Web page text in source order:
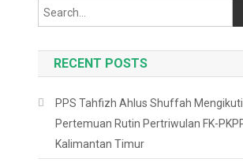
Search
RECENT POSTS
PPS Tahfizh Ahlus Shuffah Mengikuti
Pertemuan Rutin Pertriwulan FK-
Kalimantan Timur